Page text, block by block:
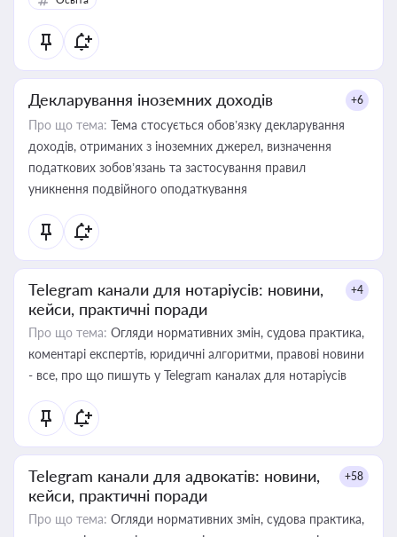
Декларування іноземних доходів +6
Про що тема: Тема стосується обов’язку декларування
доходів, отриманих з іноземних джерел, визначення
податкових зобов’язань та застосування правил
уникнення подвійного оподаткування
Telegram канали для нотаріусів: новини,
кейси, практичні поради
+4
Про що тема: Огляди нормативних змін, судова практика,
коментарі експертів, юридичні алгоритми, правові новини
- все, про що пишуть у Telegram каналах для нотаріусів
Telegram канали для адвокатів: новини,
кейси, практичні поради
+58
Про що тема: Огляди нормативних змін, судова практика,